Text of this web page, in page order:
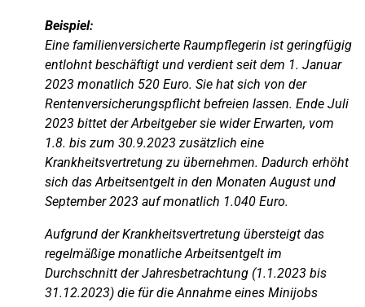
Beispiel:
Eine familienversicherte Raumpflegerin ist geringfügig
entlohnt beschäftigt und verdient seit dem 1. Januar
2023 monatlich 520 Euro. Sie hat sich von der
Rentenversicherungspflicht befreien lassen. Ende Juli
2023 bittet der Arbeitgeber sie wider Erwarten, vom
1.8. bis zum 30.9.2023 zusätzlich eine
Krankheitsvertretung zu übernehmen. Dadurch erhöht
sich das Arbeitsentgelt in den Monaten August und
September 2023 auf monatlich 1.040 Euro.
Aufgrund der Krankheitsvertretung übersteigt das
regelmäßige monatliche Arbeitsentgelt im
Durchschnitt der Jahresbetrachtung (1.1.2023 bis
31.12.2023) die für die Annahme eines Minijobs